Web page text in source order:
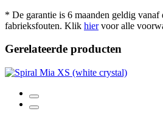
* De garantie is 6 maanden geldig vanaf
fabrieksfouten. Klik hiervoor alle
Gerelateerde producten